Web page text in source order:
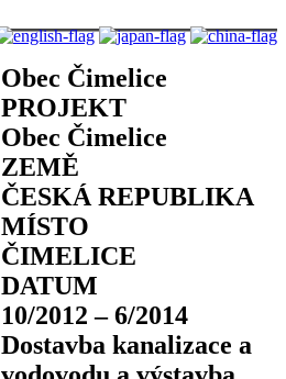
Obec Čimelice
PROJEKT
Obec Čimelice
ZEMĚ
ČESKÁ REPUBLIKA
MÍSTO
ČIMELICE
DATUM
10/2012 – 6/2014
Dostavba kanalizace a